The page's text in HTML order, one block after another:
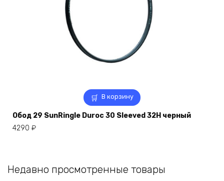
В корзину
Обод 29 SunRingle Duroc 30 Sleeved 32H черный
4290 ₽
Недавно просмотренные товары